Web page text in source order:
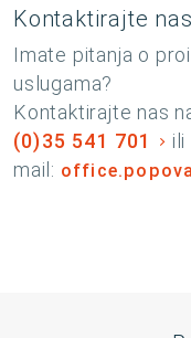
Kontaktirajte nas
Imate pitanja o
uslugama?
Kontaktirajte nas
(0)35 541 701
ili
mail: